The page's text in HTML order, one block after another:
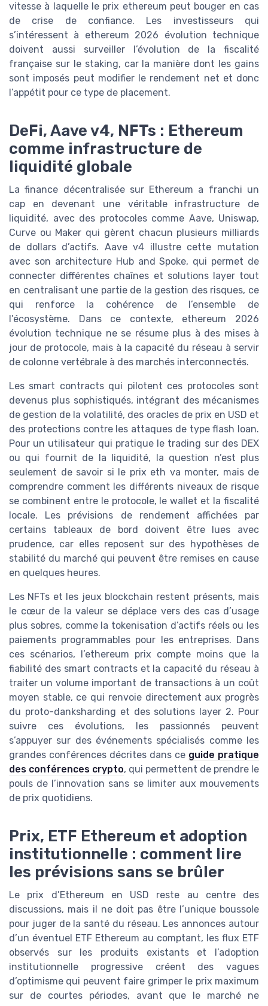
vitesse à laquelle le prix ethereum peut bouger en cas
de crise de confiance. Les investisseurs qui
s’intéressent à ethereum 2026 évolution technique
doivent aussi surveiller l’évolution de la fiscalité
française sur le staking, car la manière dont les gains
sont imposés peut modifier le rendement net et donc
l’appétit pour ce type de placement.
DeFi, Aave v4, NFTs : Ethereum
comme infrastructure de
liquidité globale
La finance décentralisée sur Ethereum a franchi un
cap en devenant une véritable infrastructure de
liquidité, avec des protocoles comme Aave, Uniswap,
Curve ou Maker qui gèrent chacun plusieurs milliards
de dollars d’actifs. Aave v4 illustre cette mutation
avec son architecture Hub and Spoke, qui permet de
connecter différentes chaînes et solutions layer tout
en centralisant une partie de la gestion des risques, ce
qui renforce la cohérence de l’ensemble de
l’écosystème. Dans ce contexte, ethereum 2026
évolution technique ne se résume plus à des mises à
jour de protocole, mais à la capacité du réseau à servir
de colonne vertébrale à des marchés interconnectés.
Les smart contracts qui pilotent ces protocoles sont
devenus plus sophistiqués, intégrant des mécanismes
de gestion de la volatilité, des oracles de prix en USD et
des protections contre les attaques de type flash loan.
Pour un utilisateur qui pratique le trading sur des DEX
ou qui fournit de la liquidité, la question n’est plus
seulement de savoir si le prix eth va monter, mais de
comprendre comment les différents niveaux de risque
se combinent entre le protocole, le wallet et la fiscalité
locale. Les prévisions de rendement affichées par
certains tableaux de bord doivent être lues avec
prudence, car elles reposent sur des hypothèses de
stabilité du marché qui peuvent être remises en cause
en quelques heures.
Les NFTs et les jeux blockchain restent présents, mais
le cœur de la valeur se déplace vers des cas d’usage
plus sobres, comme la tokenisation d’actifs réels ou les
paiements programmables pour les entreprises. Dans
ces scénarios, l’ethereum prix compte moins que la
fiabilité des smart contracts et la capacité du réseau à
traiter un volume important de transactions à un coût
moyen stable, ce qui renvoie directement aux progrès
du proto-danksharding et des solutions layer 2. Pour
suivre ces évolutions, les passionnés peuvent
s’appuyer sur des événements spécialisés comme les
grandes conférences décrites dans ce guide pratique
des conférences crypto, qui permettent de prendre le
pouls de l’innovation sans se limiter aux mouvements
de prix quotidiens.
Prix, ETF Ethereum et adoption
institutionnelle : comment lire
les prévisions sans se brûler
Le prix d’Ethereum en USD reste au centre des
discussions, mais il ne doit pas être l’unique boussole
pour juger de la santé du réseau. Les annonces autour
d’un éventuel ETF Ethereum au comptant, les flux ETF
observés sur les produits existants et l’adoption
institutionnelle progressive créent des vagues
d’optimisme qui peuvent faire grimper le prix maximum
sur de courtes périodes, avant que le marché ne